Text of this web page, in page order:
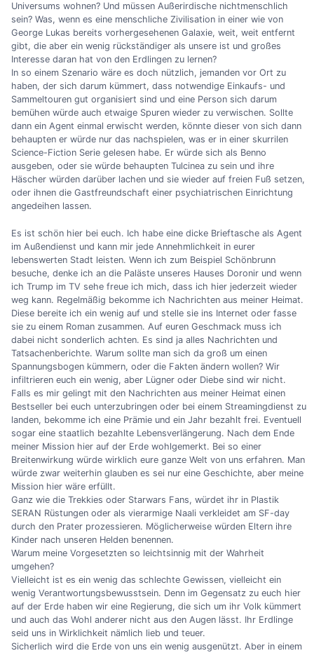
Universums wohnen? Und müssen Außerirdische nichtmenschlich
sein? Was, wenn es eine menschliche Zivilisation in einer wie von
George Lukas bereits vorhergesehenen Galaxie, weit, weit entfernt
gibt, die aber ein wenig rückständiger als unsere ist und großes
Interesse daran hat von den Erdlingen zu lernen?
In so einem Szenario wäre es doch nützlich, jemanden vor Ort zu
haben, der sich darum kümmert, dass notwendige Einkaufs- und
Sammeltouren gut organisiert sind und eine Person sich darum
bemühen würde auch etwaige Spuren wieder zu verwischen. Sollte
dann ein Agent einmal erwischt werden, könnte dieser von sich dann
behaupten er würde nur das nachspielen, was er in einer skurrilen
Science-Fiction Serie gelesen habe. Er würde sich als Benno
ausgeben, oder sie würde behaupten Tulcinea zu sein und ihre
Häscher würden darüber lachen und sie wieder auf freien Fuß setzen,
oder ihnen die Gastfreundschaft einer psychiatrischen Einrichtung
angedeihen lassen.
Es ist schön hier bei euch. Ich habe eine dicke Brieftasche als Agent
im Außendienst und kann mir jede Annehmlichkeit in eurer
lebenswerten Stadt leisten. Wenn ich zum Beispiel Schönbrunn
besuche, denke ich an die Paläste unseres Hauses Doronir und wenn
ich Trump im TV sehe freue ich mich, dass ich hier jederzeit wieder
weg kann. Regelmäßig bekomme ich Nachrichten aus meiner Heimat.
Diese bereite ich ein wenig auf und stelle sie ins Internet oder fasse
sie zu einem Roman zusammen. Auf euren Geschmack muss ich
dabei nicht sonderlich achten. Es sind ja alles Nachrichten und
Tatsachenberichte. Warum sollte man sich da groß um einen
Spannungsbogen kümmern, oder die Fakten ändern wollen? Wir
infiltrieren euch ein wenig, aber Lügner oder Diebe sind wir nicht.
Falls es mir gelingt mit den Nachrichten aus meiner Heimat einen
Bestseller bei euch unterzubringen oder bei einem Streamingdienst zu
landen, bekomme ich eine Prämie und ein Jahr bezahlt frei. Eventuell
sogar eine staatlich bezahlte Lebensverlängerung. Nach dem Ende
meiner Mission hier auf der Erde wohlgemerkt. Bei so einer
Breitenwirkung würde wirklich eure ganze Welt von uns erfahren. Man
würde zwar weiterhin glauben es sei nur eine Geschichte, aber meine
Mission hier wäre erfüllt.
Ganz wie die Trekkies oder Starwars Fans, würdet ihr in Plastik
SERAN Rüstungen oder als vierarmige Naali verkleidet am SF-day
durch den Prater prozessieren. Möglicherweise würden Eltern ihre
Kinder nach unseren Helden benennen.
Warum meine Vorgesetzten so leichtsinnig mit der Wahrheit
umgehen?
Vielleicht ist es ein wenig das schlechte Gewissen, vielleicht ein
wenig Verantwortungsbewusstsein. Denn im Gegensatz zu euch hier
auf der Erde haben wir eine Regierung, die sich um ihr Volk kümmert
und auch das Wohl anderer nicht aus den Augen lässt. Ihr Erdlinge
seid uns in Wirklichkeit nämlich lieb und teuer.
Sicherlich wird die Erde von uns ein wenig ausgenützt. Aber in einem